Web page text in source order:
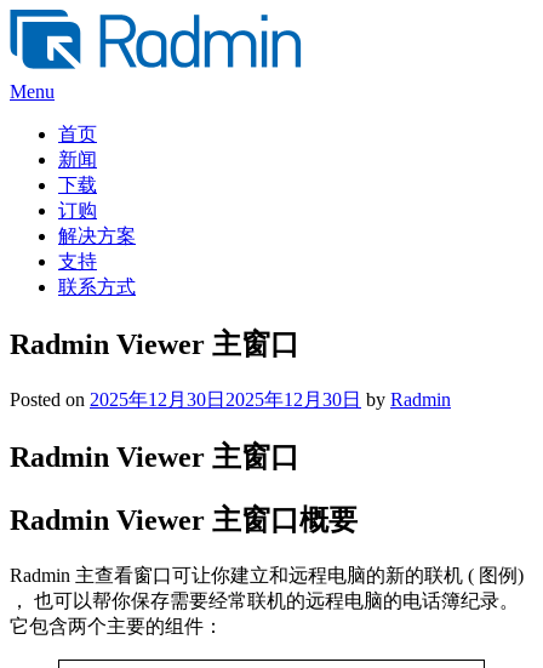
Skip
content
Menu
首页
新闻
下载
订购
解决方案
支持
联系方式
Radmin Viewer 主窗口
Posted on 2025年12月30日 2025年12月30日 by Radmin
Radmin Viewer 主窗口
Radmin Viewer 主窗口概要
Radmin 主查看窗口可让你建立和远程电脑的新的联机 ( 图例)
， 也可以帮你保存需要经常联机的远程电脑的电话簿纪录。
它包含两个主要的组件：